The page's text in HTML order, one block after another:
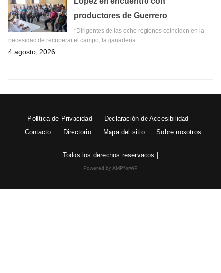
productores de Guerrero
*Dirigentes de las ocho regiones coinciden en la
necesidad de recuperar el campo, la ganadería…
4 agosto, 2026
Política de Privacidad
Declaración de Accesibilidad
Contacto
Directorio Mapa del sitio Sobre nosotros
Todos los derechos reservados |
Powered by AMPforWP